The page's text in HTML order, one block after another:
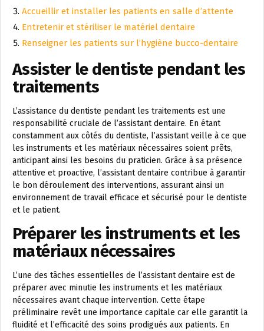
Accueillir et installer les patients en salle d’attente
Entretenir et stériliser le matériel dentaire
Renseigner les patients sur l’hygiène bucco-dentaire
Assister le dentiste pendant les
traitements
L’assistance du dentiste pendant les traitements est une
responsabilité cruciale de l’assistant dentaire. En étant
constamment aux côtés du dentiste, l’assistant veille à ce que
les instruments et les matériaux nécessaires soient prêts,
anticipant ainsi les besoins du praticien. Grâce à sa présence
attentive et proactive, l’assistant dentaire contribue à garantir
le bon déroulement des interventions, assurant ainsi un
environnement de travail efficace et sécurisé pour le dentiste
et le patient.
Préparer les instruments et les
matériaux nécessaires
L’une des tâches essentielles de l’assistant dentaire est de
préparer avec minutie les instruments et les matériaux
nécessaires avant chaque intervention. Cette étape
préliminaire revêt une importance capitale car elle garantit la
fluidité et l’efficacité des soins prodigués aux patients. En